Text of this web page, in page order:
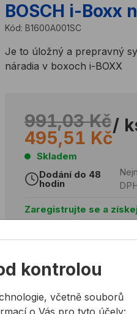
BOSCH i-Boxx
Kód: B1600A001SC
Je to úložný a prepravný
náradia v boxoch i-BOXX
991,03 Kč
495,51 Kč
/
Skladem
Dodání do 48
hodin
Zaregistrujte se a
10% sleva po registraci
Individuální slevy pro
kontrolou
včetně souborů